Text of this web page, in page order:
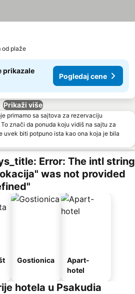
od plaže
prikazale
Pogledaj cene
Prikaži više
primamo sa sajtova za rezervaciju
znači da ponuda koju vidiš na sajtu za
uvek biti potpuno ista kao ona koja je bila
Error: The intl string
was not provided
Gostionica
Apart-
hotel
hotela u Psakudia